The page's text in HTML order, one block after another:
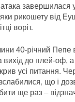
завершилася
рикошету від
воріт.
40-річний Пепе
вихід до плей-оф,
усі питання.
що і
ще раз –